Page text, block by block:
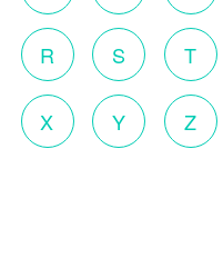
R S T
X Y Z